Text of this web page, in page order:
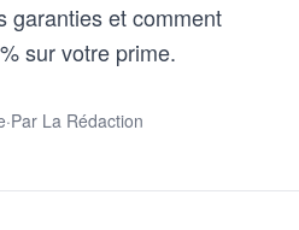
garanties et comment
sur votre prime.
·Par La Rédaction